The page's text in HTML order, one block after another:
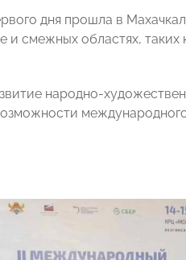
дня прошла в
смежных областях, таких
народно-